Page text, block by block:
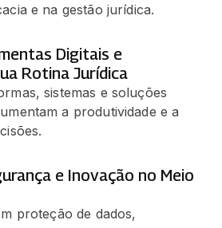
e na gestão jurídica.
Digitais e
Rotina Jurídica
sistemas e soluções
a produtividade e a
e Inovação no Meio
proteção de dados,